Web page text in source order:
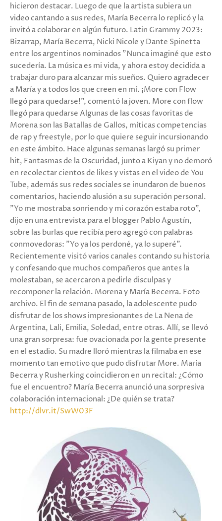
hicieron destacar. Luego de que la artista subiera un
video cantando a sus redes, María Becerra lo replicó y la
invitó a colaborar en algún futuro. Latin Grammy 2023:
Bizarrap, María Becerra, Nicki Nicole y Dante Spinetta
entre los argentinos nominados "Nunca imaginé que esto
sucedería. La música es mi vida, y ahora estoy decidida a
trabajar duro para alcanzar mis sueños. Quiero agradecer
a María y a todos los que creen en mí. ¡More con Flow
llegó para quedarse!", comentó la joven. More con flow
llegó para quedarse Algunas de las cosas favoritas de
Morena son las Batallas de Gallos, míticas competencias
de rap y freestyle, por lo que quiere seguir incursionando
en este ámbito. Hace algunas semanas largó su primer
hit, Fantasmas de la Oscuridad, junto a Kiyan y no demoró
en recolectar cientos de likes y vistas en el video de You
Tube, además sus redes sociales se inundaron de buenos
comentarios, haciendo alusión a su superación personal.
"Yo me mostraba sonriendo y mi corazón estaba roto",
dijo en una entrevista para el blogger Pablo Agustín,
sobre las burlas que recibía pero agregó con palabras
conmovedoras: "Yo ya los perdoné, ya lo superé".
Recientemente visitó varios canales contando su historia
y confesando que muchos compañeros que antes la
molestaban, se acercaron a pedirle disculpas y
recomponer la relación. Morena y María Becerra. Foto
archivo. El fin de semana pasado, la adolescente pudo
disfrutar de los shows impresionantes de La Nena de
Argentina, Lali, Emilia, Soledad, entre otras. Allí, se llevó
una gran sorpresa: fue ovacionada por la gente presente
en el estadio. Su madre lloró mientras la filmaba en ese
momento tan emotivo que pudo disfrutar More. María
Becerra y Rusherking coincidieron en un recital: ¿Cómo
fue el encuentro? María Becerra anunció una sorpresiva
colaboración internacional: ¿De quién se trata?
http://dlvr.it/SwW03F